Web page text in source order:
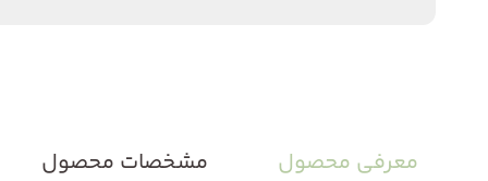
معرفی محصول مشخصات محصول